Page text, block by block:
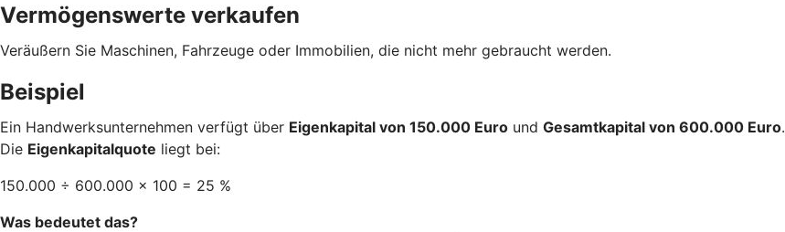
Vermögenswerte verkaufen
Veräußern Sie Maschinen, Fahrzeuge oder Immobilien, die nicht mehr gebraucht werden.
Beispiel
Ein Handwerksunternehmen verfügt über Eigenkapital von 150.000 Euro und Gesamtkapital von 600.000 Euro.
Die Eigenkapitalquote liegt bei:
150.000 ÷ 600.000 × 100 = 25 %
Was bedeutet das?